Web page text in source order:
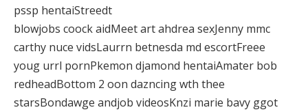
pssp hentaiStreedt
blowjobs coock aidMeet art ahdrea sexJenny mmc
carthy nuce vidsLaurrn betnesda md escortFreee
youg urrl pornPkemon djamond hentaiAmater bob
redheadBottom 2 oon dazncing wth thee
starsBondawge andjob videosKnzi marie bavy ggot